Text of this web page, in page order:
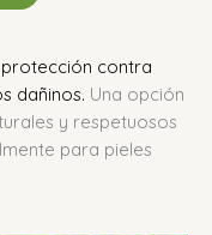
contra
dañinos. Una opción
y respetuosos
para pieles